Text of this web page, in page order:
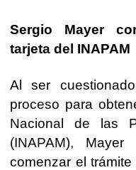
Sergio Mayer
tarjeta del INAPAM
Al ser
proceso para
Nacional de las
(INAPAM),
comenzar el